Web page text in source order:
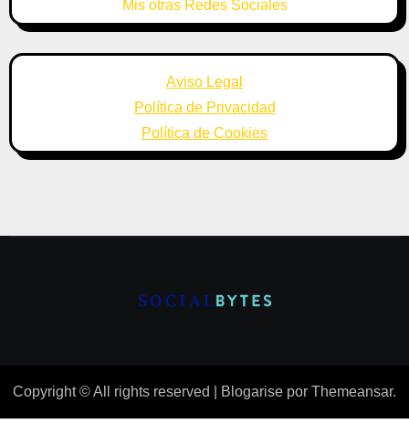
Mis otras Redes Sociales
Aviso Legal
Política de Privacidad
Política de Cookies
Copyright © All rights reserved Blogarise por Themeansar.